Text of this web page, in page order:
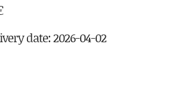
date: 2026-04-02